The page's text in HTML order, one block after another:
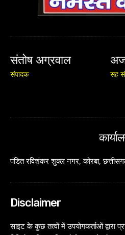
संतोष अग्रवाल
संपादक सह
पंडित रविशंकर शुक्ल नगर, कोरबा,
Disclaimer
साइट के कुछ तत्वों में उपयोगकर्ताओं द्वारा